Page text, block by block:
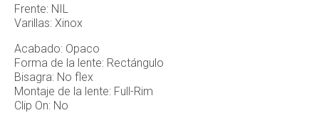
Frente: NIL
Varillas: Xinox
Acabado: Opaco
Forma de la lente: Rectángulo
Bisagra: No flex
Montaje de la lente: Full-Rim
Clip On: No